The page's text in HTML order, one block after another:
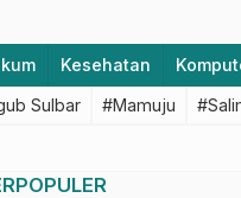
Kesehatan
Sulbar #Mamuju